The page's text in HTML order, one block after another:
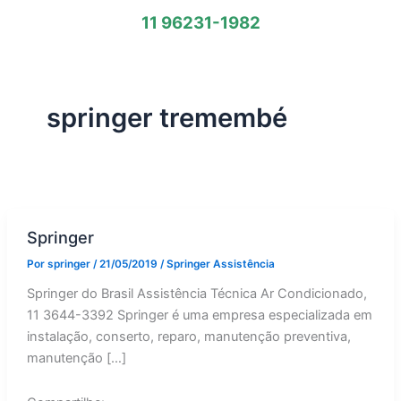
11 96231-1982
springer tremembé
Springer
Por springer /21/05/2019 /Springer Assistência
Springer do Brasil Assistência Técnica Ar Condicionado,
11 3644-3392 Springer é uma empresa especializada em
instalação, conserto, reparo, manutenção preventiva,
manutenção […]